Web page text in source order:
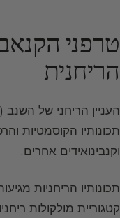
טרפני
הריחנית
העניין הריחני של
וקנבינואידים אחרים.
תכונותיו הריחניות
קטגוריית מולקולות